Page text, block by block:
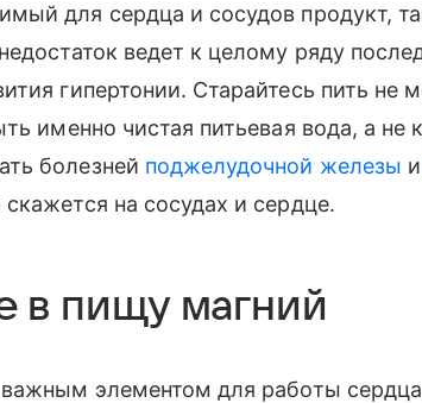
для сердца и сосудов продукт,
ведет к целому ряду
гипертонии. Старайтесь пить не
именно чистая питьевая вода, а не
болезней поджелудочной железы и
на сосудах и сердце.
в пищу магний
элементом для работы